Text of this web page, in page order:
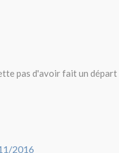
pas d'avoir fait un départ